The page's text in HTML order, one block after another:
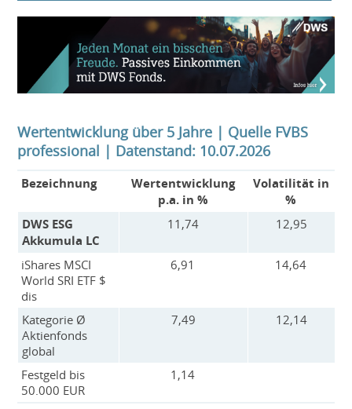
Wertentwicklung über 5 Jahre | Quelle FVBS
professional | Datenstand: 10.07.2026
Bezeichnung
Wertentwicklung
p.a. in %
Volatilität in
%
DWS ESG
Akkumula LC
11,74 12,95
iShares MSCI
World SRI ETF $
dis
6,91 14,64
Kategorie Ø
Aktienfonds
global
7,49 12,14
Festgeld bis
50.000 EUR
1,14